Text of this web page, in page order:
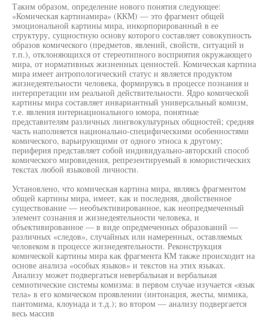
Таким образом, определение нового понятия следующее:
«Комическая картинамира» (ККМ) — это фрагмент общей
эмоциональной картины мира, инкорпорированный в ее
структуру, сущностную основу которого составляет совокупность
образов комического (предметов, явлений, свойств, ситуаций и
т.п.), отклоняющихся от стереотипного восприятия окружающего
мира, от нормативных жизненных ценностей. Комическая картина
мира имеет антропологический статус и является продуктом
жизнедеятельности человека, формируясь в процессе познания и
интерпретации им реальной действительности. Ядро комической
картины мира составляет инвариантный универсальный комизм,
т.е. явления интернационального юмора, понятные
представителям различных лингвокультурных общностей; средняя
часть наполняется национально-специфическими особенностями
комического, варьирующими от одного этноса к другому;
периферия представляет собой индивидуально-авторский способ
комического мировидения, репрезентируемый в юмористических
текстах любой языковой личности.
Установлено, что комическая картина мира, являясь фрагментом
общей картины мира, имеет, как и последняя, двойственное
существование — необъективированное, как неопредмеченный
элемент сознания и жизнедеятельности человека, и
объективированное — в виде опредмеченных образований —
различных «следов», случайных или намеренных, оставляемых
человеком в процессе жизнедеятельности. Реконструкция
комической картины мира как фрагмента КМ также происходит на
основе анализа «особых языков» и текстов на этих языках.
Анализу может подвергаться невербальная и вербальная
семиотические системы комизма: в первом случае изучается «язык
тела» в его комическом проявлении (интонация, жесты, мимика,
пантомима, клоунада и т.д.); во втором — анализу подвергается
весь массив